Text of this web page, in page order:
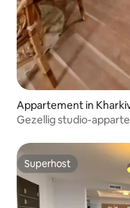
Appartement in
Gezellig studio-
Superhost
Superhost